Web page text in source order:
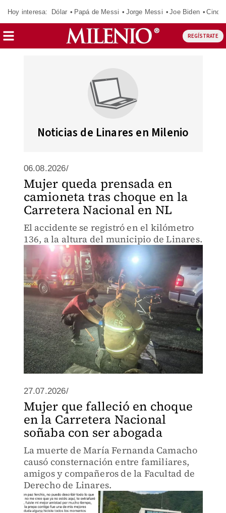
Hoy interesa: Dólar Papá de Messi Jorge Messi Joe Biden
REGÍSTRATE
Noticias de Linares en Milenio
06.08.2026/
Mujer queda prensada en
camioneta tras choque en la
Carretera Nacional en NL
El accidente se registró en el kilómetro
136, a la altura del municipio de Linares.
27.07.2026/
Mujer que falleció en choque
en la Carretera Nacional
soñaba con ser abogada
La muerte de María Fernanda Camacho
causó consternación entre familiares,
amigos y compañeros de la Facultad de
Derecho de Linares.